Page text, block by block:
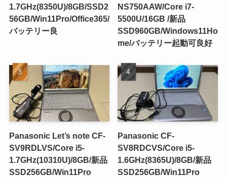
1.7GHz(8350U)/8GB/SSD2
56GB/Win11Pro/Office365/
バッテリー良
NS750AAW/Core i7-
5500U/16GB /新品
SSD960GB/Windows11Ho
me/バッテリー起動可良好
Panasonic Let’s note CF-
SV9RDLVS/Core i5-
1.7GHz(10310U)/8GB/新品
SSD256GB/Win11Pro
Panasonic CF-
SV8RDCVS/Core i5-
1.6GHz(8365U)/8GB/新品
SSD256GB/Win11Pro